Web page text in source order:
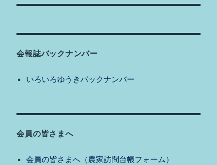
ン
稿:
会報誌バックナンバー
いろいろゆうきバックナンバー
会員の皆さまへ
会員の皆さまへ（農家訪問台帳フォーム）